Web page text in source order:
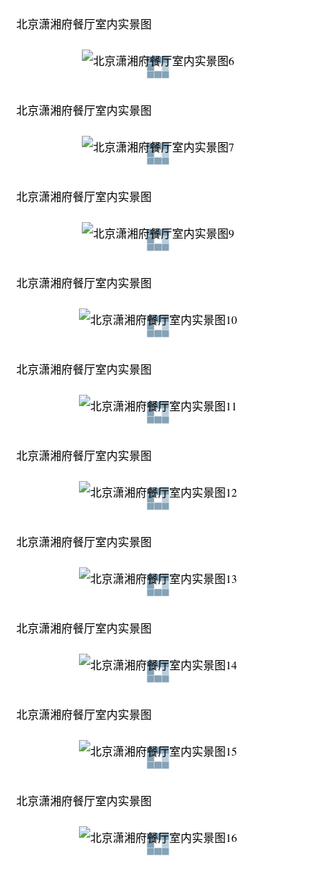
北京潇湘府餐厅室内实景图
北京潇湘府餐厅室内实景图
北京潇湘府餐厅室内实景图
北京潇湘府餐厅室内实景图
北京潇湘府餐厅室内实景图
北京潇湘府餐厅室内实景图
北京潇湘府餐厅室内实景图
北京潇湘府餐厅室内实景图
北京潇湘府餐厅室内实景图
北京潇湘府餐厅室内实景图